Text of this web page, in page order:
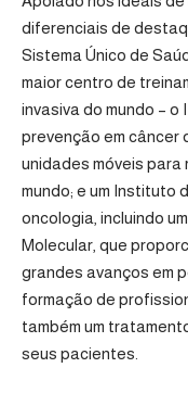
diferenciais de
Sistema Único de
maior centro de
invasiva do mundo – o
prevenção em câncer
unidades móveis
mundo; e um Instituto
oncologia, incluindo
Molecular, que
grandes avanços em
formação de
também um
seus pacientes.